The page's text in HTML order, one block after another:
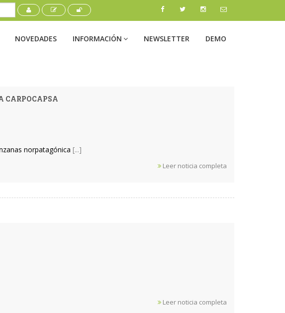
NOVEDADES INFORMACIÓN NEWSLETTER DEMO
CARPOCAPSA
norpatagónica [...]
Leer noticia completa
Leer noticia completa